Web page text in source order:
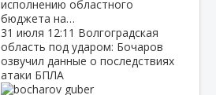
исполнению областного
бюджета на…
31 июля 12:11 Волгоградская
область под ударом: Бочаров
озвучил данные о последствиях
атаки БПЛА